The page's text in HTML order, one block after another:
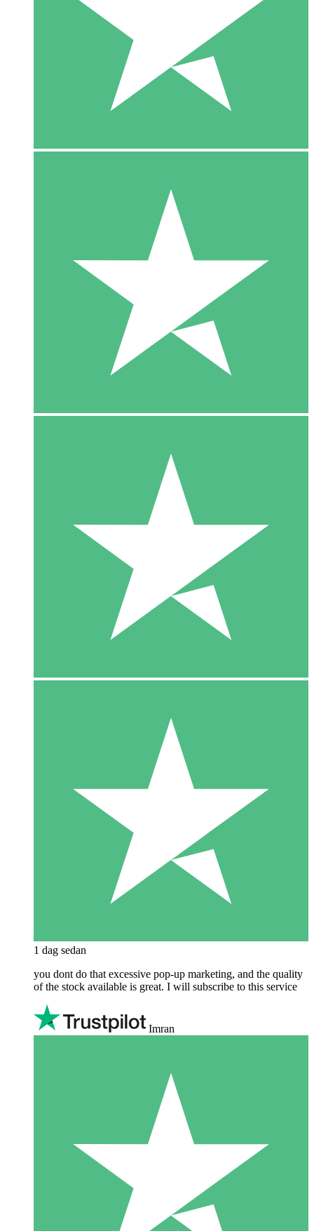
1 dag sedan
you dont do that excessive pop-up marketing, and the quality
of the stock available is great. I will subscribe to this service
Imran